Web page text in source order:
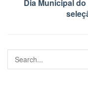
Dia Municipal